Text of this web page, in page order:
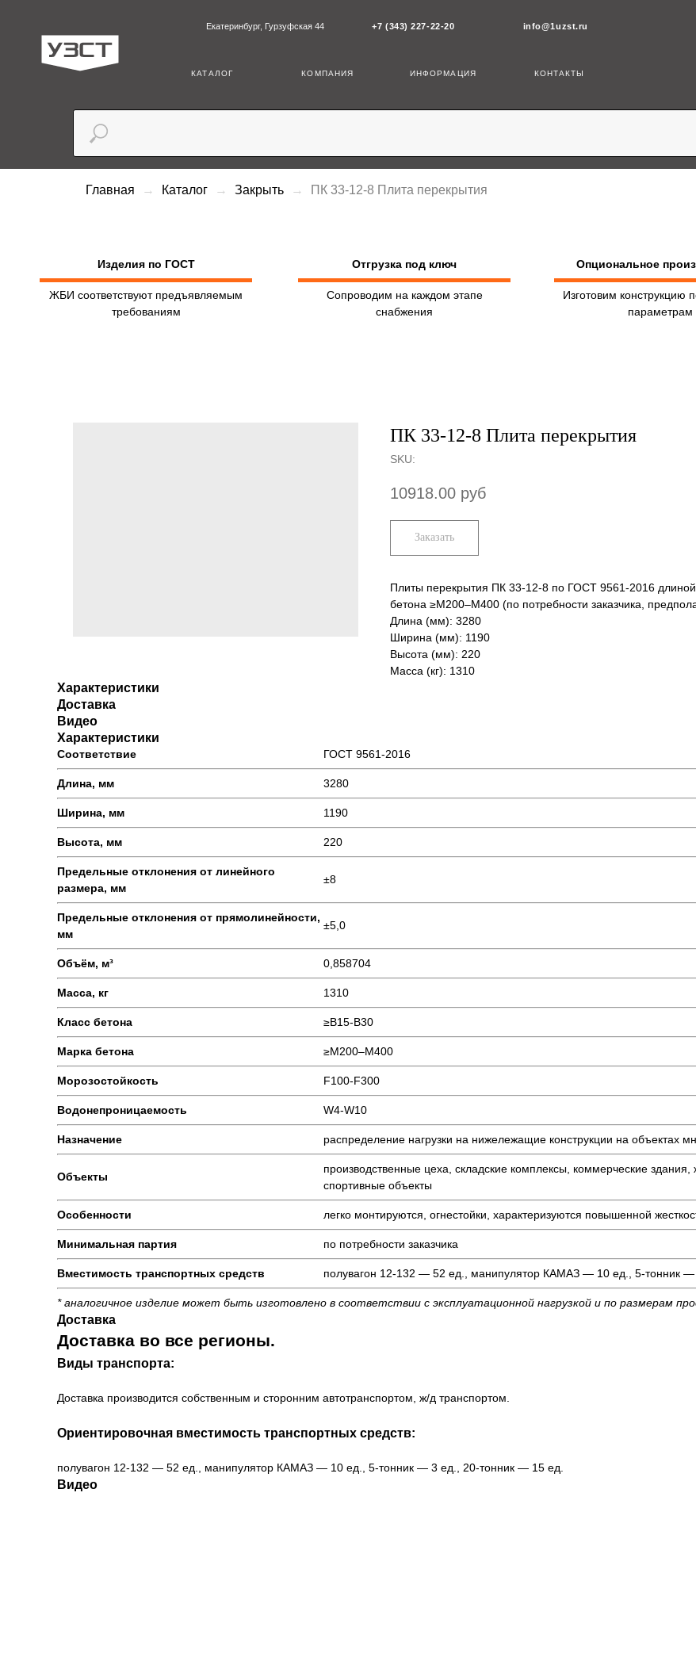
Екатеринбург, Гурзуфская 44 +7 (343) 227-22-20 info@1uzst.ru
Главная Каталог Закрыть ПК 33-12-8 Плита перекрытия
Изделия по ГОСТ
ЖБИ соответствуют предъявляемым
требованиям
Изготовим конструкцию
параметрам
Опциональное
Отгрузка под ключ
Сопроводим на каждом этапе
снабжения
ПК 33-12-8 Плита перекрытия
SKU:
10918.00 руб
Заказать
Плиты перекрытия ПК 33-12-8 по ГОСТ 9561-2016
бетона ≥М200–М400 (по потребности заказчика,
Длина (мм): 3280
Ширина (мм): 1190
Высота (мм): 220
Масса (кг): 1310
Характеристики
Доставка
Видео
Характеристики
Соответствие ГОСТ 9561-2016
Длина, мм 3280
Ширина, мм 1190
Высота, мм 220
Предельные отклонения от линейного
размера, мм
±8
Предельные отклонения от прямолинейности,
мм
±5,0
Объём, м³ 0,858704
Масса, кг 1310
Класс бетона ≥В15-В30
Марка бетона ≥М200–М400
Морозостойкость F100-F300
Водонепроницаемость W4-W10
Назначение распределение нагрузки на нижележащие конструкции на объектах
Объекты
производственные цеха, складские комплексы, коммерческие
спортивные объекты
Особенности легко монтируются, огнестойки, характеризуются повышенной
Минимальная партия по потребности заказчика
Вместимость транспортных средств полувагон 12-132 — 52 ед., манипулятор КАМАЗ — 10 ед., 5-тонник
* аналогичное изделие может быть изготовлено в соответствии с эксплуатационной нагрузкой и по размерам
Доставка
Доставка во все регионы.
Виды транспорта:
Доставка производится собственным и сторонним автотранспортом, ж/д транспортом.
Ориентировочная вместимость транспортных средств:
полувагон 12-132 — 52 ед., манипулятор КАМАЗ — 10 ед., 5-тонник — 3 ед., 20-тонник — 15 ед.
Видео